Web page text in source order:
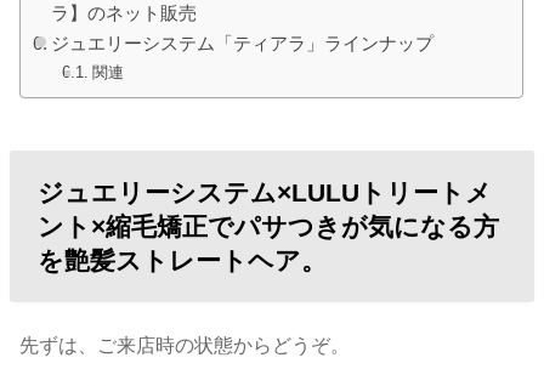
ラ】のネット販売
ジュエリーシステム「ティアラ」ラインナップ
関連
ジュエリーシステム×LULUトリートメ
ント×縮毛矯正でパサつきが気になる方
を艶髪ストレートヘア。
先ずは、ご来店時の状態からどうぞ。